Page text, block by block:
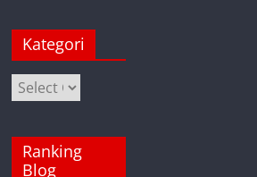
Kategori
Kategori
Ranking
Blog